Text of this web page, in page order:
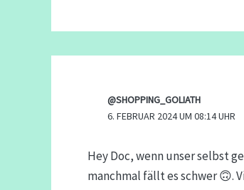
@SHOPPING_GOLIATH
6. FEBRUAR 2024 UM 08:14 UHR
Hey Doc, wenn unser selbst
manchmal fällt es schwer 🙃.